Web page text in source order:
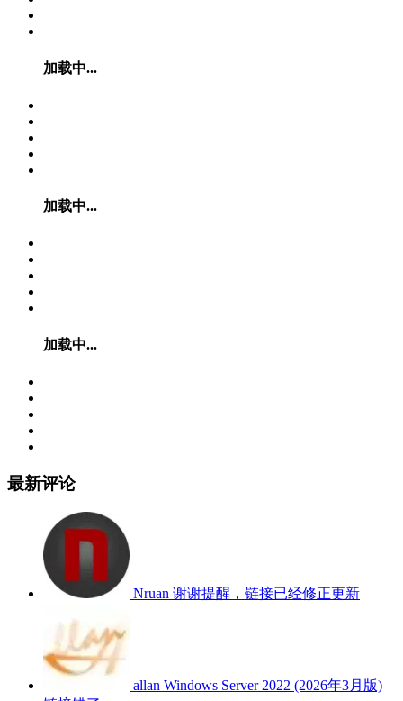
加载中...
加载中...
加载中...
最新评论
Nruan 谢谢提醒，链接已经修正更新
allan Windows Server 2022 (2026年3月版)